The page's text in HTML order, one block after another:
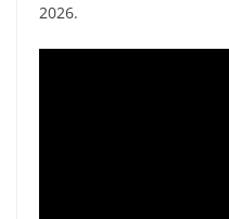
2026.